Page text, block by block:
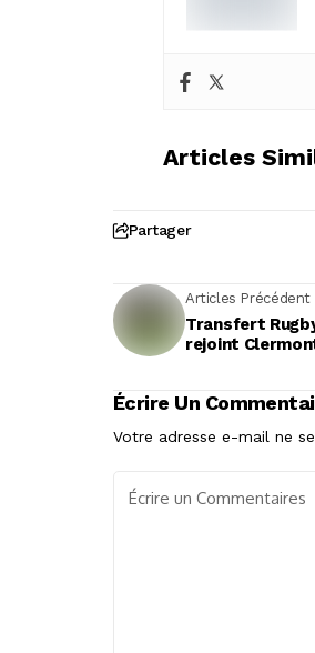
Articles
Partager
Articles Précédent
Transfert
rejoint
Écrire Un
Votre adresse e-mail ne